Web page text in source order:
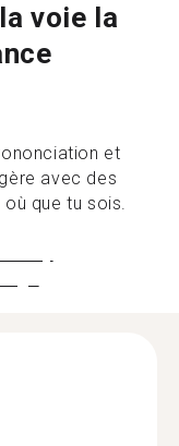
voie la
et
avec des
que tu sois.